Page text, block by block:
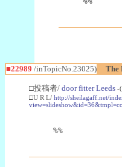
■22989 /inTopicNo.23025) The
□投稿者/ door fitter Leeds -
□U R L/ http://sheilagaff.net/
%%